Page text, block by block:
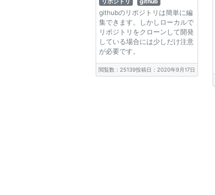
githubのリポジトリは簡単に編
集できます。しかしローカルで
リポジトリをクローンして開発
している場合には少しだけ注意
が必要です。
閲覧数：25139投稿日：2020年9月17日